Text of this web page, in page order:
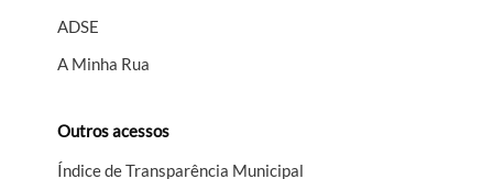
A​DSE
A Minha Rua
Outros acessos
Índice de Transparência Municipal